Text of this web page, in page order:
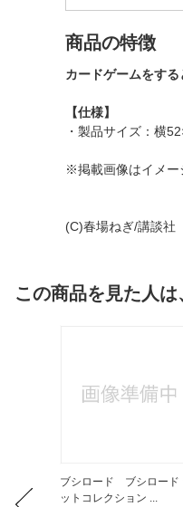
商品の特徴
カードゲームをす
【仕様】
・製品サイズ：横
※掲載画像はイメー
(C)春場ねぎ/講談社
この商品を見た人
ブシロード ブシロード
ットコレクション ...